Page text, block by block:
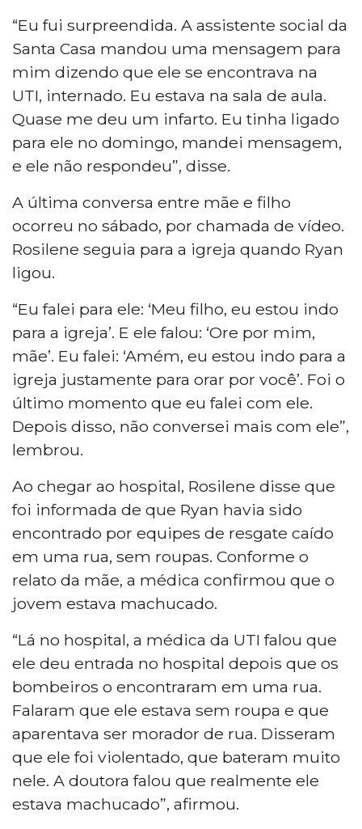
“Eu fui surpreendida. A assistente social da
Santa Casa mandou uma mensagem para
mim dizendo que ele se encontrava na
UTI, internado. Eu estava na sala de aula.
Quase me deu um infarto. Eu tinha ligado
para ele no domingo, mandei mensagem,
e ele não respondeu”, disse.
A última conversa entre mãe e filho
ocorreu no sábado, por chamada de vídeo.
Rosilene seguia para a igreja quando Ryan
ligou.
“Eu falei para ele: ‘Meu filho, eu estou indo
para a igreja’. E ele falou: ‘Ore por mim,
mãe’. Eu falei: ‘Amém, eu estou indo para a
igreja justamente para orar por você’. Foi o
último momento que eu falei com ele.
Depois disso, não conversei mais com ele”,
lembrou.
Ao chegar ao hospital, Rosilene disse que
foi informada de que Ryan havia sido
encontrado por equipes de resgate caído
em uma rua, sem roupas. Conforme o
relato da mãe, a médica confirmou que o
jovem estava machucado.
“Lá no hospital, a médica da UTI falou que
ele deu entrada no hospital depois que os
bombeiros o encontraram em uma rua.
Falaram que ele estava sem roupa e que
aparentava ser morador de rua. Disseram
que ele foi violentado, que bateram muito
nele. A doutora falou que realmente ele
estava machucado”, afirmou.